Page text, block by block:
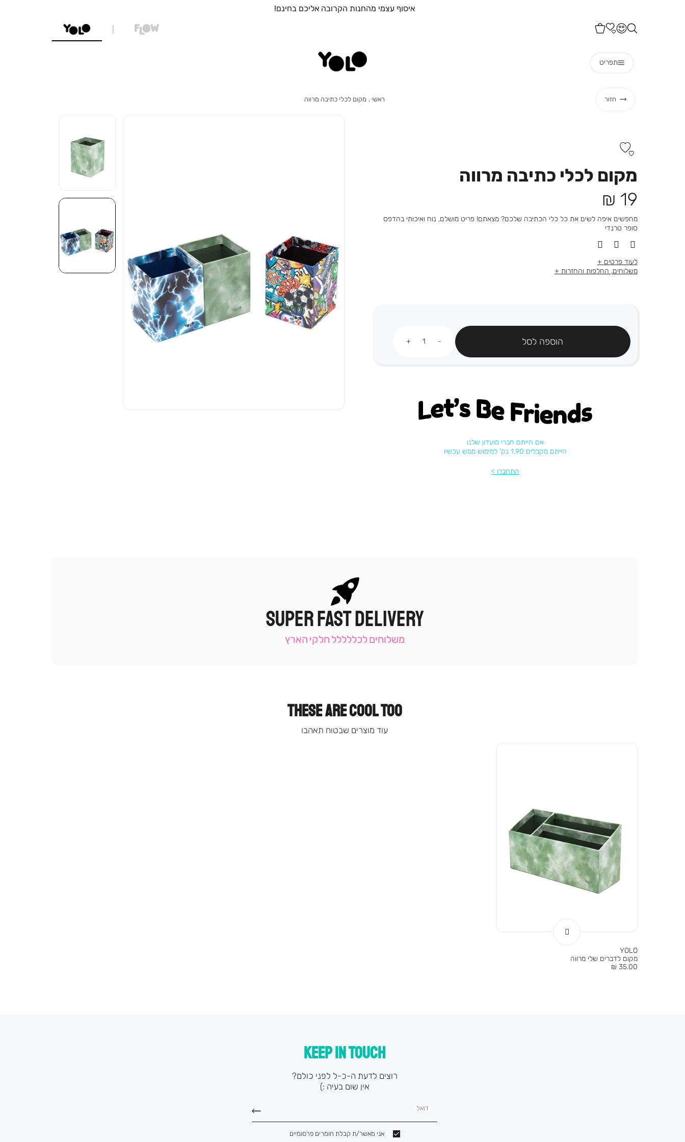
איסוף עצמי מהחנות הקרובה אליכם בחינם!
תפריט
חזור ראשי ראשי
מקום לכלי כתיבה מרווהמקום
מקום לכלי כתיבה מרווה
מחיר
מוצר
19 ₪
מחפשים איפה לשים את כל כלי הכתיבה שלכם? מצאתם! פריט מושלם, נוח ואיכותי בהדפס
סופר טרנדי
לעוד פרטים
משלוחים, החלפות והחזרות
הוספה לסל
Let's be friends
אם הייתם חברי מועדון שלנו
הייתם מקבלים 1.90 נק' למימוש ממש עכשיו
התחברו
|
תומכי
-
SUPER FAST DELIVERY
משלוחים לכללללל חלקי הארץ
THESE ARE COOL TOO
עוד מוצרים שבטוח תאהבו
YOLO
מקום לדברים שלי מרווה
מחיר
35.00 ₪
KEEP IN TOUCH
רוצים לדעת ה-כ-ל לפני כולם?
אין שום בעיה :)
דואל
אני מאשר/ת קבלת חומרים פרסומיים